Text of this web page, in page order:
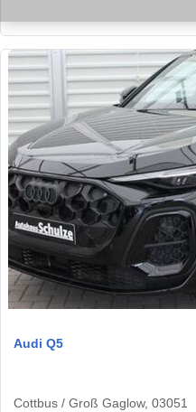
Audi Q5
Cottbus / Groß Gaglow, 03051